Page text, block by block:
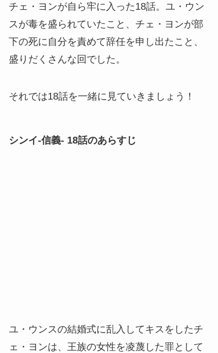
チェ・ヨンが自ら牢に入った18話。ユ・ウン
スが毒を盛られていたこと、チェ・ヨンが部
下の死に自分を責めて辞任を申し出たこと、
盛りだくさんな回でした。
それでは18話を一緒に見ていきましょう！
シンイ-信義- 18話のあらすじ
ユ・ウンスの結婚式に乱入してキスをしたチ
ェ・ヨンは、王族の女性を凌蔑した罪として